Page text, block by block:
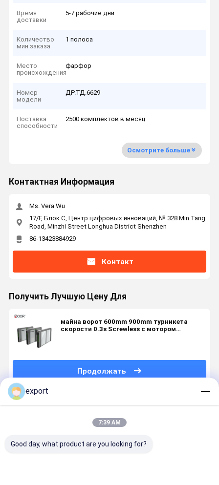
Время
доставки
5-7 рабочие дни
Количество
мин заказа
1 полоса
Место
происхождения
фарфор
Номер
модели
ДР.ТД.6629
Поставка
способности
2500 комплектов в месяц
Осмотрите больше
Контактная Информация
Ms. Vera Wu
17/F, Блок C, Центр цифровых инноваций, № 328 Min Tang
Road, Minzhi Street Longhua District Shenzhen
86-13423884929
Контакт
Получить Лучшую Цену Для
майна ворот 600mm 900mm турникета
скорости 0.3s Screwless с мотором
Продолжать
Порекомендованные Продукты
export
7:39 AM
Good day, what product are you looking for?